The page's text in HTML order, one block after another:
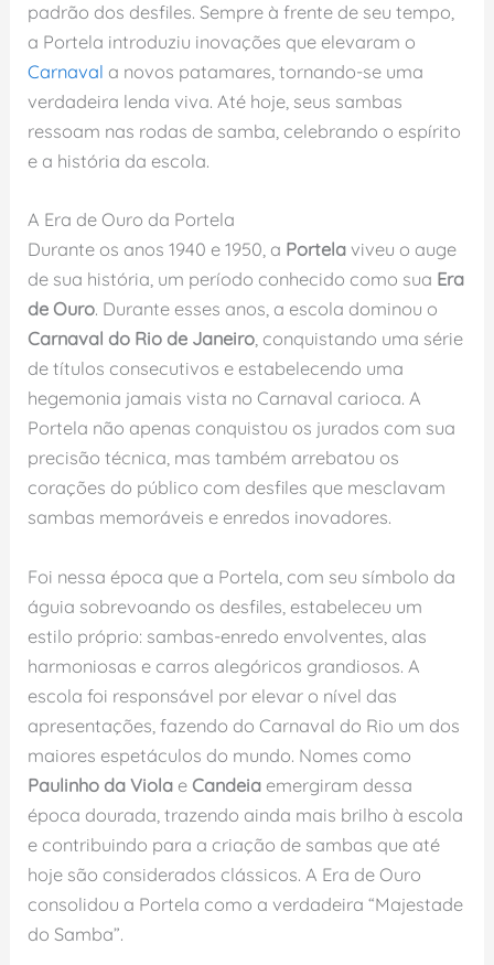
padrão dos desfiles. Sempre à frente de seu tempo,
a Portela introduziu inovações que elevaram o
Carnaval a novos patamares, tornando-se uma
verdadeira lenda viva. Até hoje, seus sambas
ressoam nas rodas de samba, celebrando o espírito
e a história da escola.
A Era de Ouro da Portela
Durante os anos 1940 e 1950, a Portela viveu o auge
de sua história, um período conhecido como sua Era
de Ouro. Durante esses anos, a escola dominou o
Carnaval do Rio de Janeiro, conquistando uma série
de títulos consecutivos e estabelecendo uma
hegemonia jamais vista no Carnaval carioca. A
Portela não apenas conquistou os jurados com sua
precisão técnica, mas também arrebatou os
corações do público com desfiles que mesclavam
sambas memoráveis e enredos inovadores.
Foi nessa época que a Portela, com seu símbolo da
águia sobrevoando os desfiles, estabeleceu um
estilo próprio: sambas-enredo envolventes, alas
harmoniosas e carros alegóricos grandiosos. A
escola foi responsável por elevar o nível das
apresentações, fazendo do Carnaval do Rio um dos
maiores espetáculos do mundo. Nomes como
Paulinho da Viola e Candeia emergiram dessa
época dourada, trazendo ainda mais brilho à escola
e contribuindo para a criação de sambas que até
hoje são considerados clássicos. A Era de Ouro
consolidou a Portela como a verdadeira “Majestade
do Samba”.